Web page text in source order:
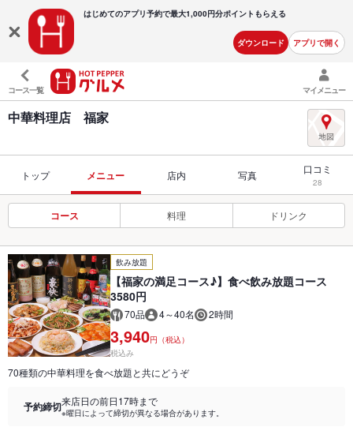
はじめてのアプリ予約で最大1,000円分ポイントもらえる
ダウンロード アプリで開く
コース一覧 マイメニュー
中華料理店 福家
トップ メニュー 店内 写真 口コミ
28
コース 料理 ドリンク
飲み放題
【福家の満足コース♪】食べ飲み放題コース
3580円
70品 4～40名 2時間
3,940円（税込）
税込み
70種類の中華料理を食べ放題と共にどうぞ
予約締切来店日の前日17時まで
※曜日によって締切が異なる場合があります。